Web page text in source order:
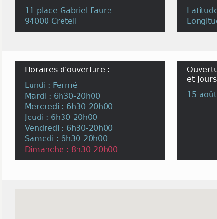
11 place Gabriel Faure
94000 Creteil
Horaires d'ouverture :
Lundi : Fermé
Mardi : 6h30-20h00
Mercredi : 6h30-20h00
Jeudi : 6h30-20h00
Vendredi : 6h30-20h00
Samedi : 6h30-20h00
Dimanche : 8h30-20h00
et
15